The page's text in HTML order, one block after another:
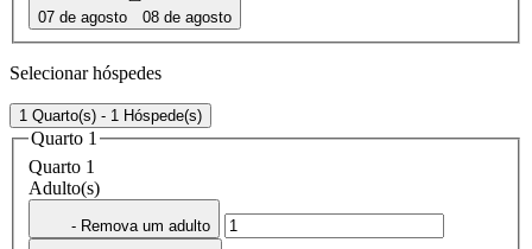
07 de agosto 08 de agosto
Selecionar hóspedes
1 Quarto(s) - 1 Hóspede(s)
Quarto 1
Quarto 1
Adulto(s)
- Remova um adulto